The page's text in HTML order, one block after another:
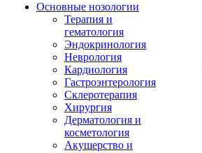
Основные нозологии
Терапия и
гематология
Эндокринология
Неврология
Кардиология
Гастроэнтерология
Склеротерапия
Хирургия
Дерматология и
косметология
Акушерство и